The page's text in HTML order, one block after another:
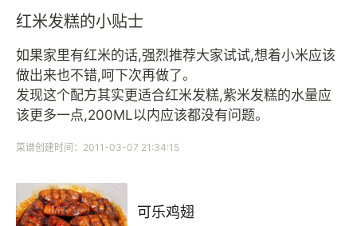
红米发糕的小贴士
如果家里有红米的话,强烈推荐大家试试,想着小米应该
做出来也不错,呵下次再做了。
发现这个配方其实更适合红米发糕,紫米发糕的水量应
该更多一点,200ML以内应该都没有问题。
菜谱创建时间：2011-03-07 21:34:15
可乐鸡翅